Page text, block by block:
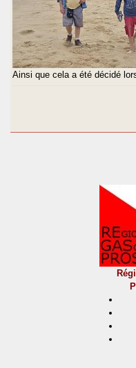
Ainsi que cela a été décidé